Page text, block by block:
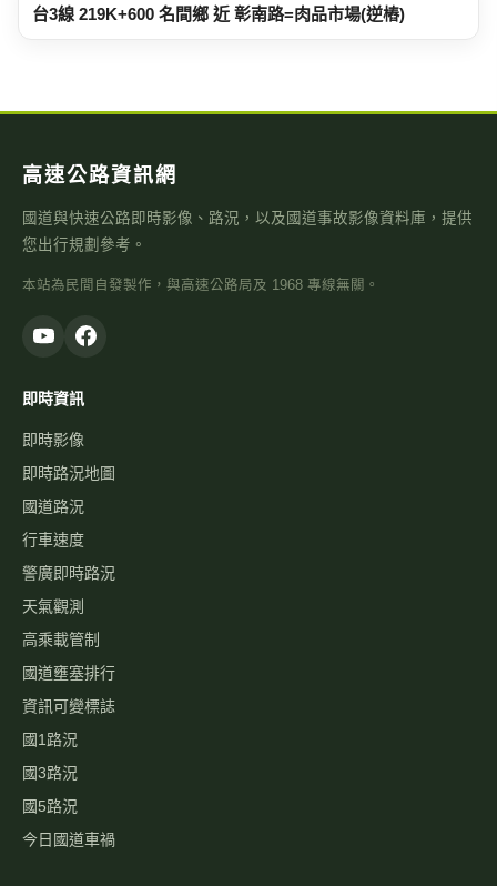
您出行規劃參考。
即時路況地圖
國道路況
行車速度
警廣即時路況
天氣觀測
高乘載管制
國道壅塞排行
資訊可變標誌
國1路況
國3路況
國5路況
今日國道車禍